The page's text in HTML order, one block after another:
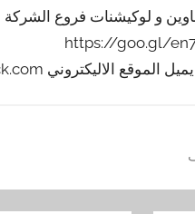
و لوكيشنات فروع
https://goo.gl/